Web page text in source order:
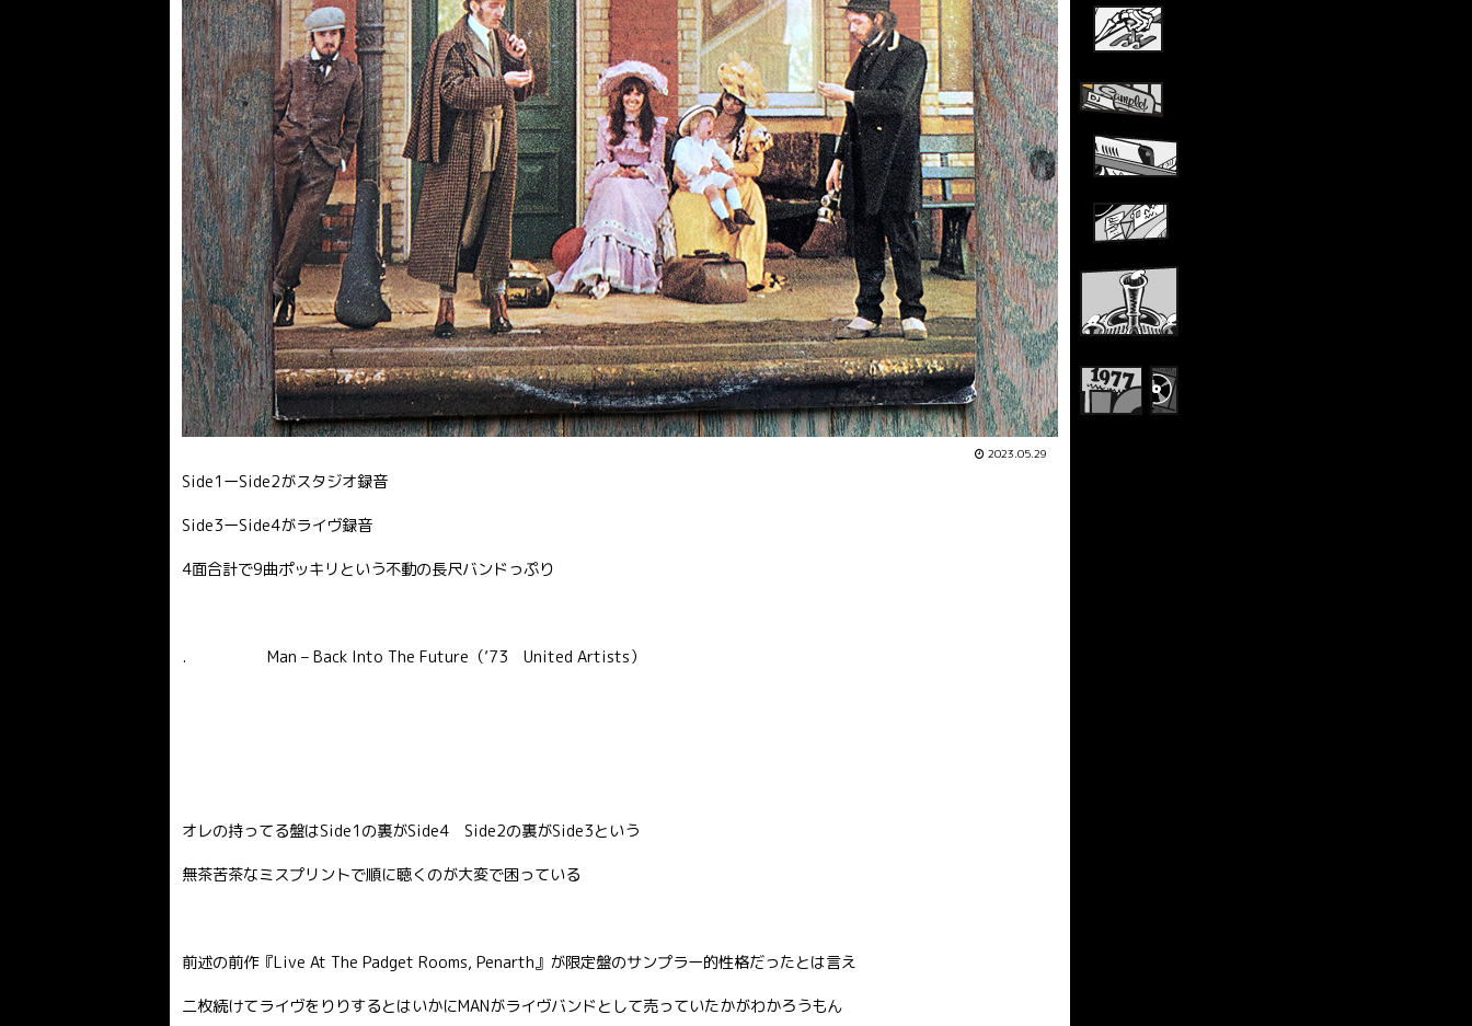
2023.05.29
Side1ーSide2がスタジオ録音
Side3ーSide4がライヴ録音
4面合計で9曲ポッキリという不動の長尺バンドっぷり
. Man – Back Into The Future（’73 United Artists）
オレの持ってる盤はSide1の裏がSide4 Side2の裏がSide3という
無茶苦茶なミスプリントで順に聴くのが大変で困っている
前述の前作『Live At The Padget Rooms, Penarth』が限定盤のサンプラー的性格だったとは言え
二枚続けてライヴをりりするとはいかにMANがライヴバンドとして売っていたかがわかろうもん